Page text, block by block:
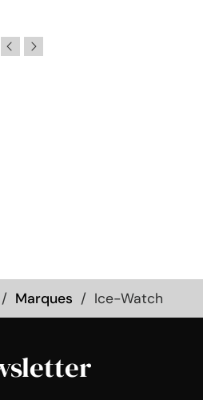
Marques Ice-Watch